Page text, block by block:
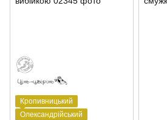
Кропивницький
Олександрійський